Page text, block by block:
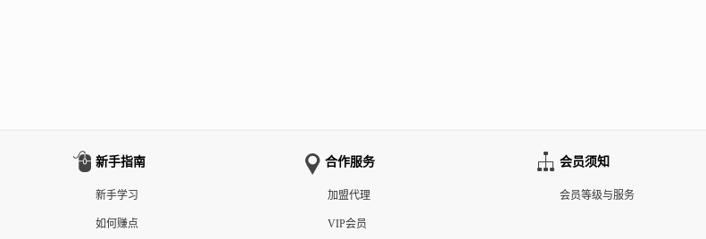
新手指南
新手学习
如何赚点
合作服务
加盟代理
VIP会员
会员须知
会员等级与服务